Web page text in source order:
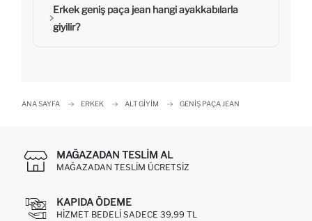
Erkek geniş paça jean hangi ayakkabılarla
giyilir?
ANA SAYFA ERKEK ALT GIYIM GENIŞ PAÇA JEAN
MAĞAZADAN TESLIM AL
MAĞAZADAN TESLIM ÜCRETSIZ
KAPIDA ÖDEME
HIZMET BEDELI SADECE 39,99 TL